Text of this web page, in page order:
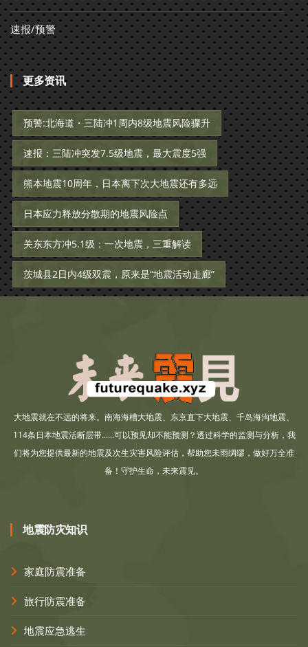
速报/预警
更多资讯
预警:北海道・三陆冲1周内8级地震风险骤升
速报：三陆冲突发7.5级地震，最大震度5强
熊本地震10周年，日本离下次大地震还有多远
日本应力释放分散期的地震风险点
关东东方冲5.1级：一次地震，三重解读
茨城县2日内4级双震，原来是“地震活动走廊”
大地震就在不远的将来。南海海槽大地震、东京直下大地震、千岛海沟地震、
114条日本地震活断层带......可以预见却不能预测？透过科学的监测与分析，我
们将为您提供最新的地震及次生灾害风险评估，帮助您未雨绸缪，做好万全准
备！守护生命，未来震见。
地震防灾知识
家庭防震准备
旅行防震准备
地震应急逃生